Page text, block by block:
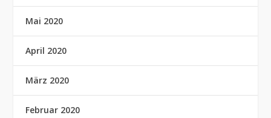
Mai 2020
April 2020
März 2020
Februar 2020